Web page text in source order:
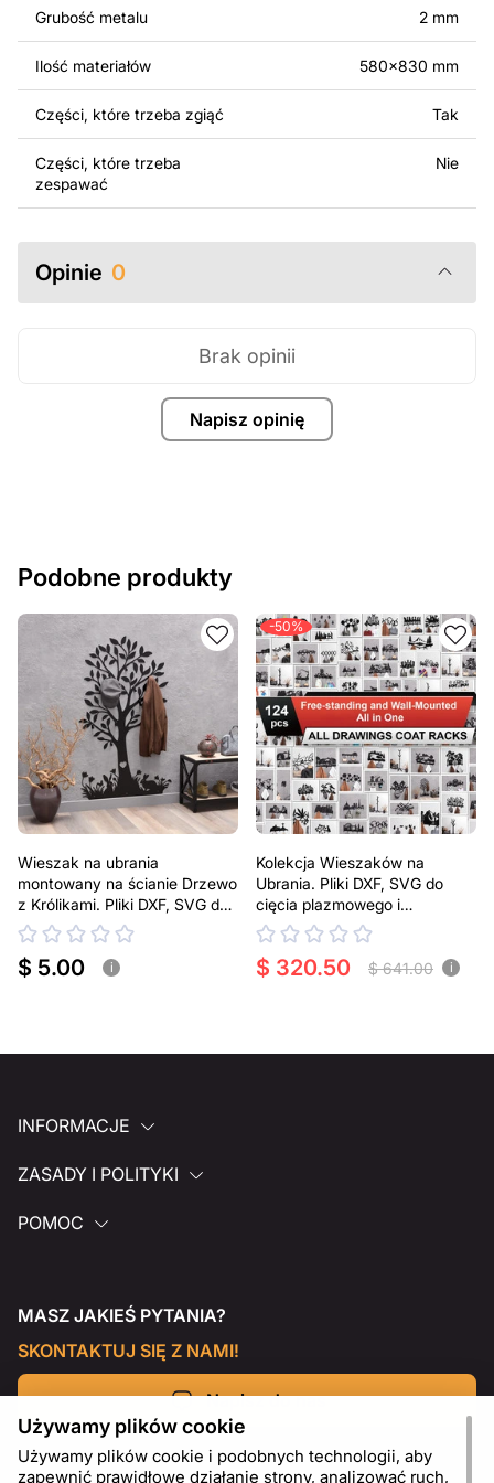
surowo zabronione.
Za dodatkową opłatą możemy dostosować projekt
albo wprowadzenie innych modyfikacji według Twoich
potrzeb. Jeśli potrzebujesz indywidualnego projektu
metalowego produktu, skontaktuj się z nami.
Jeśli masz jakiekolwiek pytania lub potrzebujesz
Grubość metalu 2 mm
Ilość materiałów 580x830 mm
Części, które trzeba zgiąć Tak
Części, które trzeba
zespawać
Nie
Opinie 0
Napisz opinię
Brak opinii
Podobne produkty
Wieszak na ubrania
montowany na ścianie Drzewo
z Królikami. Pliki DXF, SVG do
cięcia plazmowego i
laserowego
$ 5.00 i
-50%
Kolekcja Wieszaków na
Ubrania. Pliki DXF, SVG do
cięcia plazmowego i
laserowego
$ 320.50 $ 641.00 i
INFORMACJE
ZASADY I POLITYKI
POMOC
MASZ JAKIEŚ PYTANIA?
SKONTAKTUJ SIĘ Z NAMI!
Napisz do nas
Używamy plików cookie
Używamy plików cookie i podobnych technologii, aby
zapewnić prawidłowe działanie strony, analizować ruch,